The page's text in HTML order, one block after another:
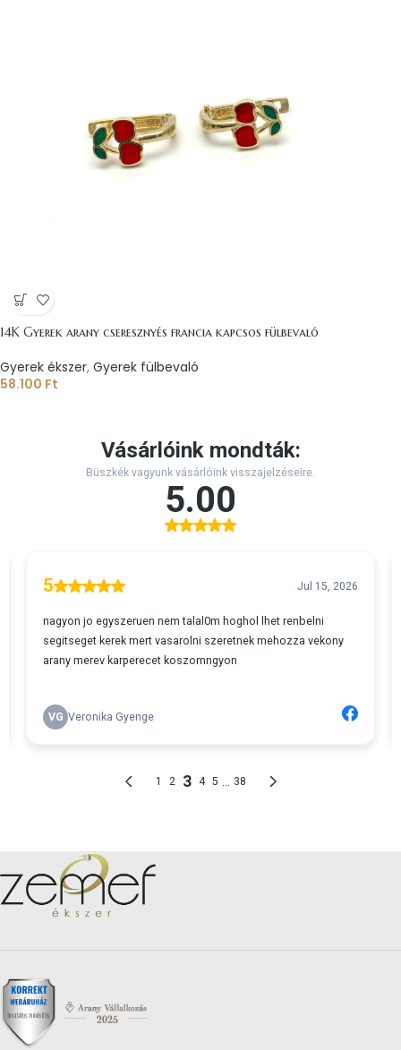
14K Gyerek arany cseresznyés francia kapcsos fülbevaló
Gyerek ékszer, Gyerek fülbevaló
58.100 Ft